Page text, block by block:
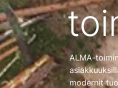
ALMA-
modernit